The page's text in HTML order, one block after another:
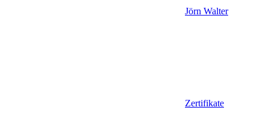
Jörn Walter
Zertifikate